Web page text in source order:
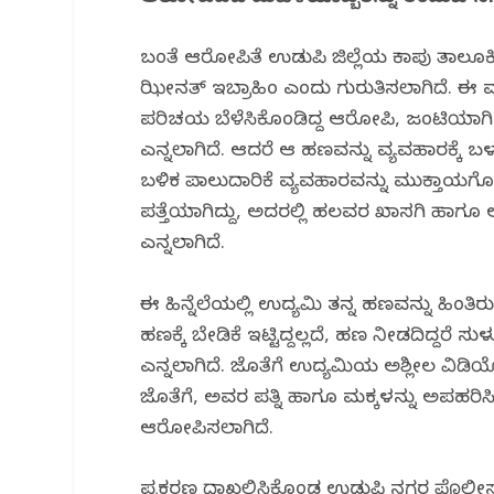
k
ಬಂಧಿತೆ ಆರೋಪಿತೆ ಉಡುಪಿ ಜಿಲ್ಲೆಯ ಕಾಪು
ಝೀನತ್ ಇಬ್ರಾಹಿಂ ಎಂದು
ಪರಿಚಯ ಬೆಳೆಸಿಕೊಂಡಿದ್ದ ಆರೋಪಿ, ಜಂಟಿಯಾಗಿ
ಎನ್ನಲಾಗಿದೆ. ಆದರೆ ಆ ಹಣವನ್ನು ವ್ಯವಹಾರಕ್ಕೆ
ಬಳಿಕ ಪಾಲುದಾರಿಕೆ ವ್ಯವಹಾರವನ್ನು
ಪತ್ತೆಯಾಗಿದ್ದು, ಅದರಲ್ಲಿ ಹಲವರ ಖಾಸಗಿ
ಎನ್ನಲಾಗಿದೆ.
ಈ ಹಿನ್ನೆಲೆಯಲ್ಲಿ ಉದ್ಯಮಿ ತನ್ನ ಹಣವನ್ನು
ಹಣಕ್ಕೆ ಬೇಡಿಕೆ ಇಟ್ಟಿದ್ದಲ್ಲದೆ, ಹಣ ನೀಡದಿದ್ದರೆ
ಎನ್ನಲಾಗಿದೆ. ಜೊತೆಗೆ ಉದ್ಯಮಿಯ ಅಶ್ಲೀಲ
ಜೊತೆಗೆ, ಅವರ ಪತ್ನಿ ಹಾಗೂ ಮಕ್ಕಳನ್ನು
ಆರೋಪಿಸಲಾಗಿದೆ.